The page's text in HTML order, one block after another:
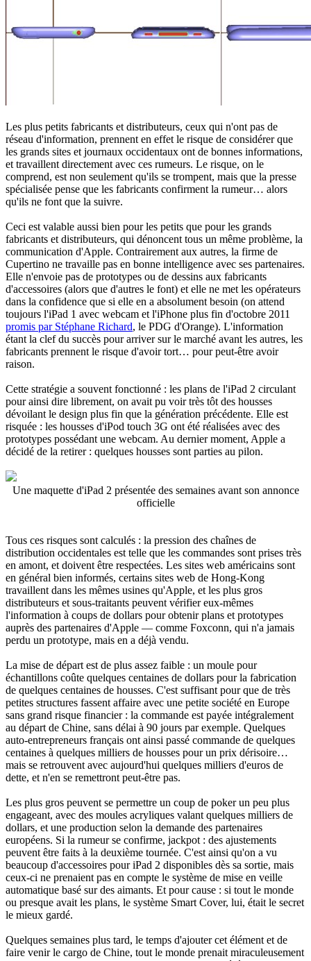
Les plus petits fabricants et distributeurs, ceux qui n'ont pas de
réseau d'information, prennent en effet le risque de considérer que
les grands sites et journaux occidentaux ont de bonnes informations,
et travaillent directement avec ces rumeurs. Le risque, on le
comprend, est non seulement qu'ils se trompent, mais que la presse
spécialisée pense que les fabricants confirment la rumeur… alors
qu'ils ne font que la suivre.
Ceci est valable aussi bien pour les petits que pour les grands
fabricants et distributeurs, qui dénoncent tous un même problème, la
communication d'Apple. Contrairement aux autres, la firme de
Cupertino ne travaille pas en bonne intelligence avec ses partenaires.
Elle n'envoie pas de prototypes ou de dessins aux fabricants
d'accessoires (alors que d'autres le font) et elle ne met les opérateurs
dans la confidence que si elle en a absolument besoin (on attend
toujours l'iPad 1 avec webcam et l'iPhone plus fin d'octobre 2011
promis par Stéphane Richard, le PDG d'Orange). L'information
étant la clef du succès pour arriver sur le marché avant les autres, les
fabricants prennent le risque d'avoir tort… pour peut-être avoir
raison.
Cette stratégie a souvent fonctionné : les plans de l'iPad 2 circulant
pour ainsi dire librement, on avait pu voir très tôt des housses
dévoilant le design plus fin que la génération précédente. Elle est
risquée : les housses d'iPod touch 3G ont été réalisées avec des
prototypes possédant une webcam. Au dernier moment, Apple a
décidé de la retirer : quelques housses sont parties au pilon.
Une maquette d'iPad 2 présentée des semaines avant son annonce
officielle
Tous ces risques sont calculés : la pression des chaînes de
distribution occidentales est telle que les commandes sont prises très
en amont, et doivent être respectées. Les sites web américains sont
en général bien informés, certains sites web de Hong-Kong
travaillent dans les mêmes usines qu'Apple, et les plus gros
distributeurs et sous-traitants peuvent vérifier eux-mêmes
l'information à coups de dollars pour obtenir plans et prototypes
auprès des partenaires d'Apple — comme Foxconn, qui n'a jamais
perdu un prototype, mais en a déjà vendu.
La mise de départ est de plus assez faible : un moule pour
échantillons coûte quelques centaines de dollars pour la fabrication
de quelques centaines de housses. C'est suffisant pour que de très
petites structures fassent affaire avec une petite société en Europe
sans grand risque financier : la commande est payée intégralement
au départ de Chine, sans délai à 90 jours par exemple. Quelques
auto-entrepreneurs français ont ainsi passé commande de quelques
centaines à quelques milliers de housses pour un prix dérisoire…
mais se retrouvent avec aujourd'hui quelques milliers d'euros de
dette, et n'en se remettront peut-être pas.
Les plus gros peuvent se permettre un coup de poker un peu plus
engageant, avec des moules acryliques valant quelques milliers de
dollars, et une production selon la demande des partenaires
européens. Si la rumeur se confirme, jackpot : des ajustements
peuvent être faits à la deuxième tournée. C'est ainsi qu'on a vu
beaucoup d'accessoires pour iPad 2 disponibles dès sa sortie, mais
ceux-ci ne prenaient pas en compte le système de mise en veille
automatique basé sur des aimants. Et pour cause : si tout le monde
ou presque avait les plans, le système Smart Cover, lui, était le secret
le mieux gardé.
Quelques semaines plus tard, le temps d'ajouter cet élément et de
faire venir le cargo de Chine, tout le monde prenait miraculeusement